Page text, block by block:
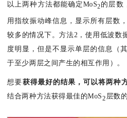
以上两种方法都能确定MoS2的层数
用指纹振动峰信息，显示所有层数
较多的情况下。方法2，使用低波数
度明显，但是不显示单层的信息（
于至少两层之间产生的相互作用）。
想要获得最好的结果，可以将两种
结合两种方法获得最佳的MoS2 层数